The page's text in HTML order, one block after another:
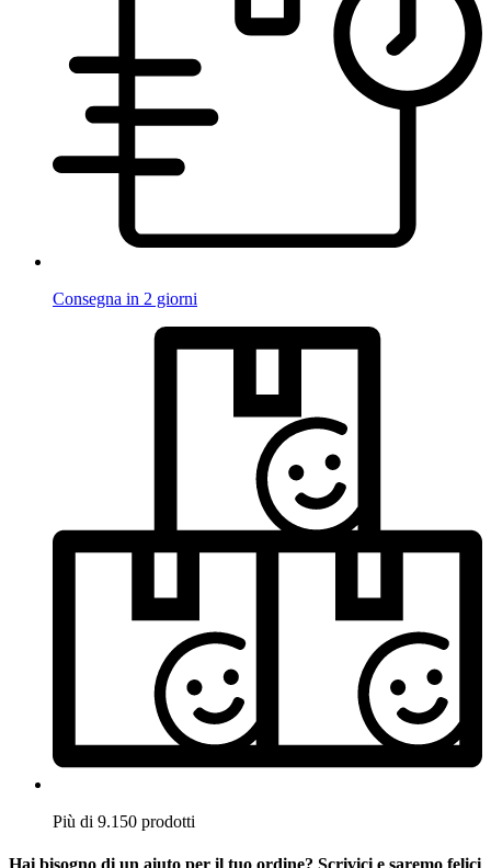
Consegna in 2 giorni
Più di 9.150 prodotti